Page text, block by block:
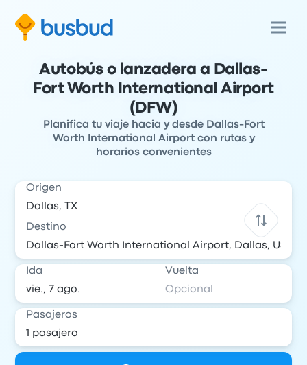
Autobús o lanzadera a Dallas-
Fort Worth International Airport
(DFW)
Planifica tu viaje hacia y desde Dallas-Fort
Worth International Airport con rutas y
horarios convenientes
Origen
Destino
Ida Vuelta
Pasajeros